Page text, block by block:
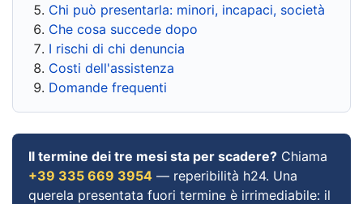
Chi può presentarla: minori, incapaci, società
Che cosa succede dopo
I rischi di chi denuncia
Costi dell'assistenza
Domande frequenti
Il termine dei tre mesi sta per scadere? Chiama
+39 335 669 3954 — reperibilità h24. Una
querela presentata fuori termine è irrimediabile: il